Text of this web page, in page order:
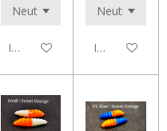
In den WarenkorbIn den